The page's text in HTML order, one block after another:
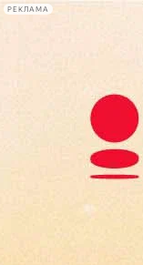
РЕКЛАМА
Сегодня:
2026.08.08
21:19
Афиша Plus